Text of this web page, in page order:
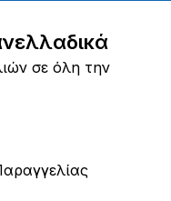
σε όλη την